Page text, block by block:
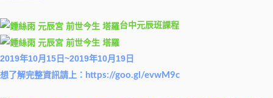
台中元辰班課程
2019年10月15日~2019年10月19日
想了解完整資訊請上： https://goo.gl/evwM9c